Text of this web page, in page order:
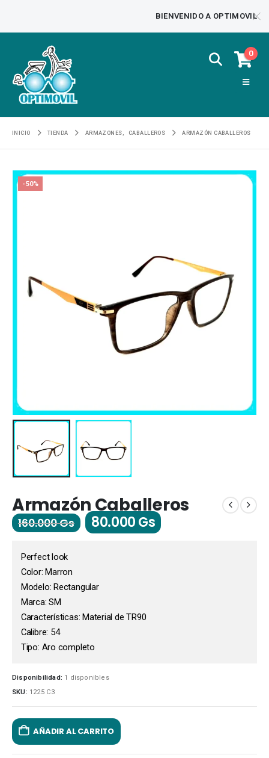
BIENVENIDO A OPTIMOVIL
0
INICIO TIENDA ARMAZONES CABALLEROS ARMAZÓN CABALLEROS
-50%
Armazón Caballeros
160.000Gs 80.000Gs
Perfect look
Color: Marron
Modelo: Rectangular
Marca: SM
Características: Material de TR90
Calibre: 54
Tipo: Aro completo
Disponibilidad: 1 disponibles
SKU: 1225 C3
AÑADIR AL CARRITO